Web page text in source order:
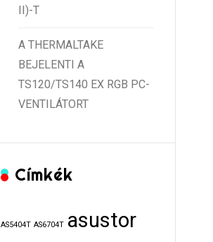
II)-T
A THERMALTAKE
BEJELENTI A
TS120/TS140 EX RGB PC-
VENTILÁTORT
Címkék
AS5404T AS6704T asustor